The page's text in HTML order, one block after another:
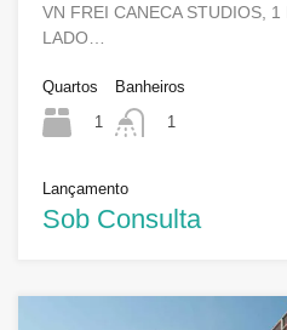
VN FREI CANECA STUDIOS,
LADO…
Quartos
1
Banheiros
1
Lançamento
Sob Consulta